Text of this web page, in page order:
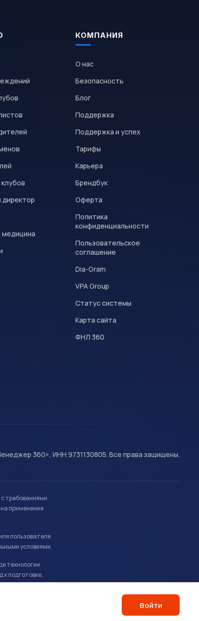
Войти
медицина
КОМПАНИЯ
О нас
Безопасность
Блог
Поддержка
Поддержка и успех
Тарифы
Карьера
Брендбук
Оферта
Политика
конфиденциальности
Пользовательское
соглашение
Dia-Gram
VPA Group
Статус системы
Карта сайта
ФНЛ 360
360», ИНН 9731130805. Все права защищены.
требованиями
применение
пользователя
условиями.
технологии
к подготовке,